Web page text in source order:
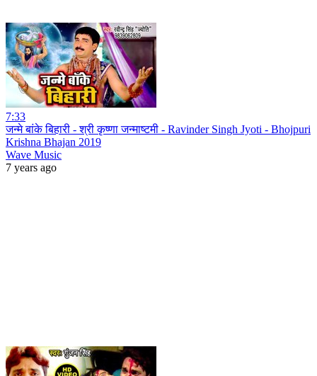
7:33
जन्मे बांके बिहारी - श्री कृष्णा जन्माष्टमी - Ravinder Singh Jyoti - Bhojpuri
Krishna Bhajan 2019
Wave Music
7 years ago